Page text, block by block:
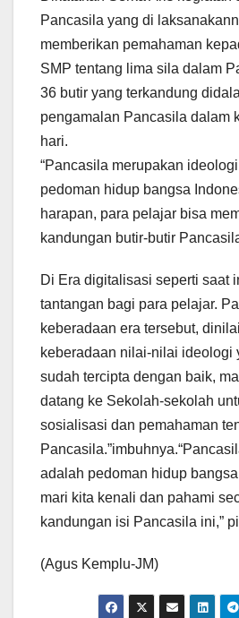
Pancasila yang di
memberikan pemahaman
SMP tentang lima sila dalam
36 butir yang terkandung
pengamalan Pancasila dalam
hari.
“Pancasila merupakan
pedoman hidup bangsa
harapan, para pelajar bisa
kandungan butir-butir
Di Era digitalisasi seperti saat
tantangan bagi para pelajar.
keberadaan era tersebut,
keberadaan nilai-nilai ideologi
sudah tercipta dengan baik,
datang ke Sekolah-sekolah
sosialisasi dan pemahaman
adalah pedoman hidup
mari kita kenali dan pahami
kandungan isi Pancasila ini,”
(Agus Kemplu-JM)